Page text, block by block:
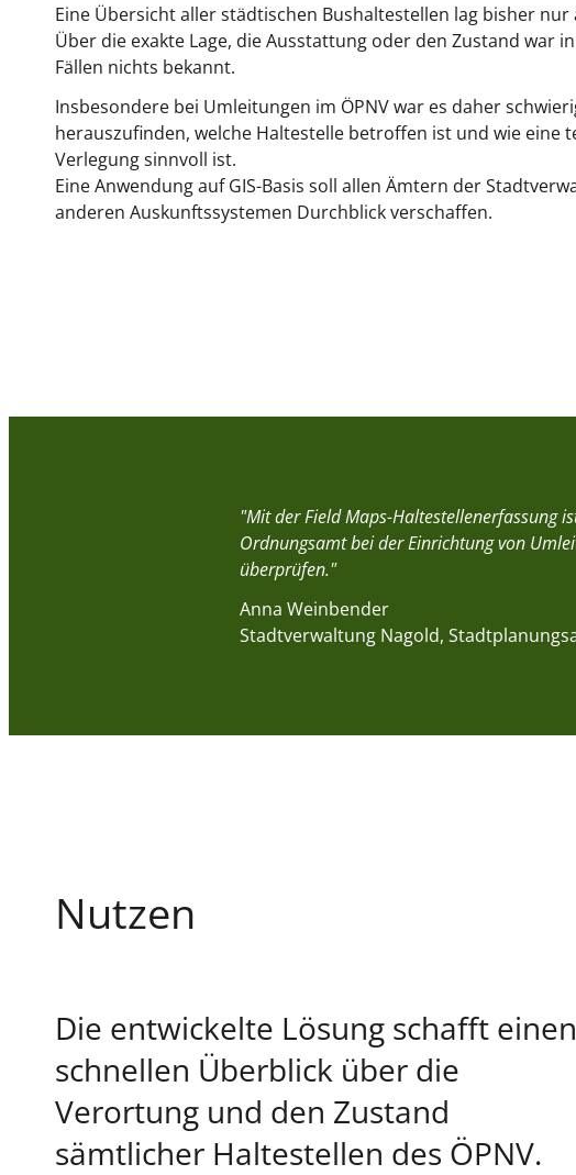
Eine Übersicht aller städtischen Bushaltestellen lag bisher nur
Über die exakte Lage, die Ausstattung oder den Zustand war
Fällen nichts bekannt.
Insbesondere bei Umleitungen im ÖPNV war es daher
herauszufinden, welche Haltestelle betroffen ist und wie eine
Verlegung sinnvoll ist.
Eine Anwendung auf GIS-Basis soll allen Ämtern der
anderen Auskunftssystemen Durchblick verschaffen.
"Mit der Field Maps-Haltestellenerfassung
Ordnungsamt bei der Einrichtung von
überprüfen."
Anna Weinbender
Stadtverwaltung Nagold,
Nutzen
Die entwickelte Lösung schafft einen
schnellen Überblick über die
Verortung und den Zustand
sämtlicher Haltestellen des ÖPNV.